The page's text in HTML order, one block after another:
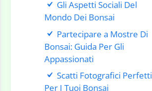
Gli Aspetti Sociali Del
Mondo Dei Bonsai
Partecipare a Mostre Di
Bonsai: Guida Per Gli
Appassionati
Scatti Fotografici Perfetti
Per I Tuoi Bonsai